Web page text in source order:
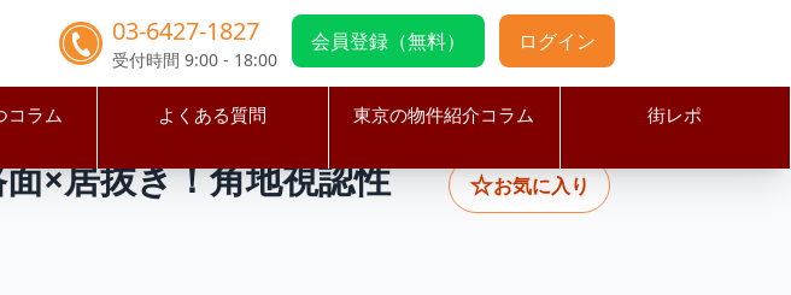
03-6427-1827
受付時間 9:00 - 18:00
会員登録（無料） ログイン
コラム よくある質問 東京の物件紹介コラム 街レポ
々木上原駅徒歩3分】1階路面×居抜き！角地視認性◎ 12坪の飲食店向け物件
×居抜き！角地視認性
☆お気に入り